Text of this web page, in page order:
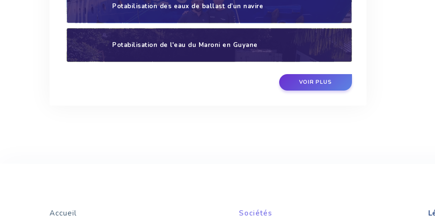
Potabilisation des eaux de ballast d’un navire
Potabilisation de l'eau du Maroni en Guyane
VOIR PLUS
Accueil Sociétés